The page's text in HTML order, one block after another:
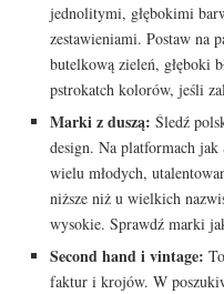
jednolitymi, głębokimi
zestawieniami. Postaw na
butelkową zieleń, głęboki
pstrokatch kolorów, jeśli
Marki z duszą: Śledź
design. Na platformach jak
wielu młodych,
niższe niż u wielkich
wysokie. Sprawdź marki
Second hand i vintage:
faktur i krojów. W